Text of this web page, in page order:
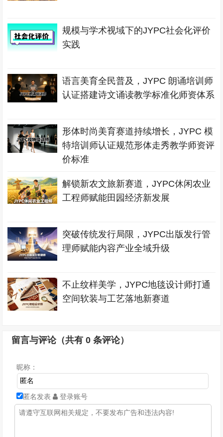
规模与学术视域下的JYPC社会化评价
实践
语言美育全民普及，JYPC 朗诵培训师
认证搭建诗文诵读教学标准化师资体系
形体时尚美育赛道持续增长，JYPC 模
特培训师认证规范形体走秀教学师资评
价标准
解锁新农文旅新赛道，JYPC休闲农业
工程师赋能田园经济新发展
突破传统发行局限，JYPC出版发行管
理师赋能内容产业全域升级
不止纹样美学，JYPC地毯设计师打通
空间软装与工艺落地新赛道
留言与评论（共有0 条评论）
昵称：
匿名发表 登录账号